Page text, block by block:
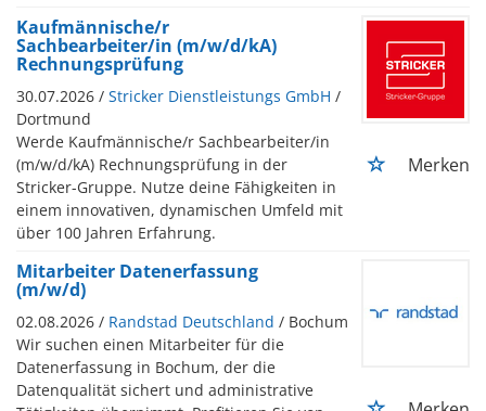
Kaufmännische/r
Sachbearbeiter/in (m/w/d/kA)
Rechnungsprüfung
30.07.2026 / Stricker Dienstleistungs GmbH /
Dortmund
Werde Kaufmännische/r Sachbearbeiter/in
(m/w/d/kA) Rechnungsprüfung in der
Stricker-Gruppe. Nutze deine Fähigkeiten in
einem innovativen, dynamischen Umfeld mit
über 100 Jahren Erfahrung.
Merken
Mitarbeiter Datenerfassung
(m/w/d)
02.08.2026 / Randstad Deutschland / Bochum
Wir suchen einen Mitarbeiter für die
Datenerfassung in Bochum, der die
Datenqualität sichert und administrative